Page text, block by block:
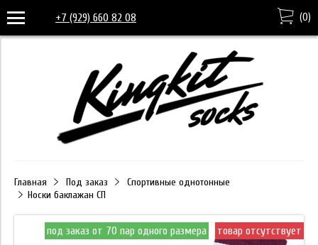
+7 (929) 660 82 08 (0)
Главная Под заказ
Спортивные однотонные
Носки баклажан СП
под заказ от 70 пар одного размера товар отсутствует